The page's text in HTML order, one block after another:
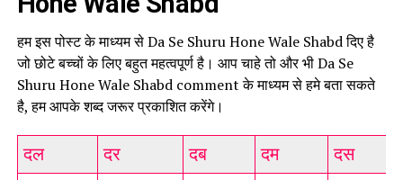
हम इस पोस्ट के माध्यम से Da Se Shuru Hone Wale Shabd दिए है
जो छोटे बच्चों के लिए बहुत महत्वपूर्ण है। आप चाहे तो और भी Da Se
Shuru Hone Wale Shabd comment के माध्यम से हमे बता सकते
है, हम आपके शब्द जरूर प्रकाशित करेंगे।
दल दर दब दम
दस